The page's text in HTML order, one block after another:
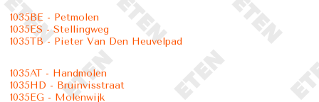
1035BE - Petmolen
1035ES - Stellingweg
1035TB - Pieter Van Den Heuvelpad
1035AT - Handmolen
1035HD - Bruinvisstraat
1035EG - Molenwijk